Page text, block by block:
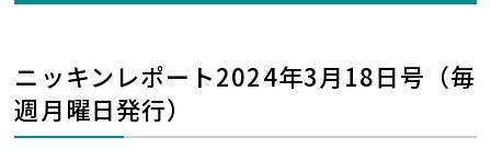
ニッキンレポート2024年3月18日号（毎
週月曜日発行）